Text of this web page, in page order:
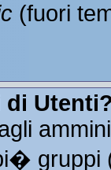
(fuori
di
gruppi